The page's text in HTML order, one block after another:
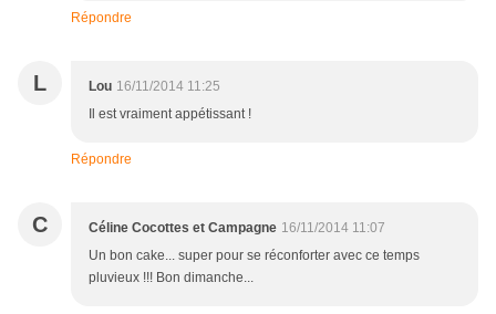
Répondre
L Lou 16/11/2014 11:25
Il est vraiment appétissant !
Répondre
C Céline Cocottes et Campagne 16/11/2014 11:07
Un bon cake... super pour se réconforter avec ce temps
pluvieux !!! Bon dimanche...